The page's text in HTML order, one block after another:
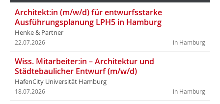
Architekt:in (m/w/d) für entwurfsstarke
Ausführungsplanung LPH5 in Hamburg
Henke & Partner
in Hamburg
22.07.2026
Wiss. Mitarbeiter:in – Architektur und
Städtebaulicher Entwurf (m/w/d)
HafenCity Universität Hamburg
in Hamburg
18.07.2026